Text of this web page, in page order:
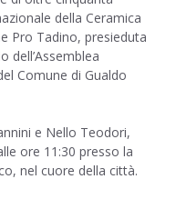
della Ceramica
Pro Tadino, presieduta
dell’Assemblea
Comune di Gualdo
e Nello Teodori,
ore 11:30 presso la
nel cuore della città.